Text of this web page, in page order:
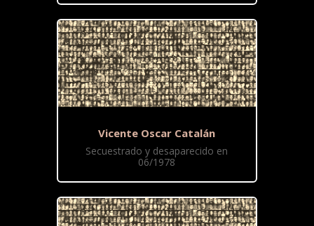
Vicente Oscar Catalán
Secuestrado y desaparecido en
06/1978